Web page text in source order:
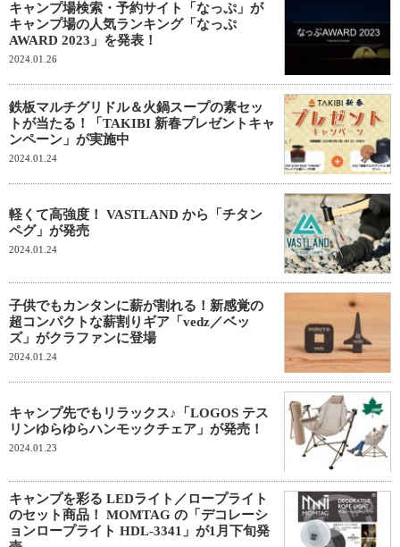
キャンプ場検索・予約サイト「なっぷ」が
キャンプ場の人気ランキング「なっぷ
AWARD 2023」を発表！
2024.01.26
鉄板マルチグリドル＆火鍋スープの素セッ
トが当たる！「TAKIBI 新春プレゼントキャ
ンペーン」が実施中
2024.01.24
軽くて高強度！ VASTLAND から「チタン
ペグ」が発売
2024.01.24
子供でもカンタンに薪が割れる！新感覚の
超コンパクトな薪割りギア「vedz／ベッ
ズ」がクラファンに登場
2024.01.24
キャンプ先でもリラックス♪「LOGOS テス
リンゆらゆらハンモックチェア」が発売！
2024.01.23
キャンプを彩る LEDライト／ロープライト
のセット商品！ MOMTAG の「デコレーシ
ョンロープライト HDL-3341」が1月下旬発